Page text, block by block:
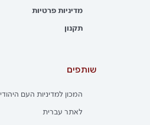
מדיניות פרטיות
תקנון
שותפים
המכון למדיניות העם היהודי
לאתר עברית